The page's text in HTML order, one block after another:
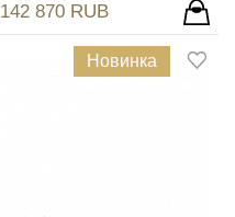
142 870 RUB
Новинка